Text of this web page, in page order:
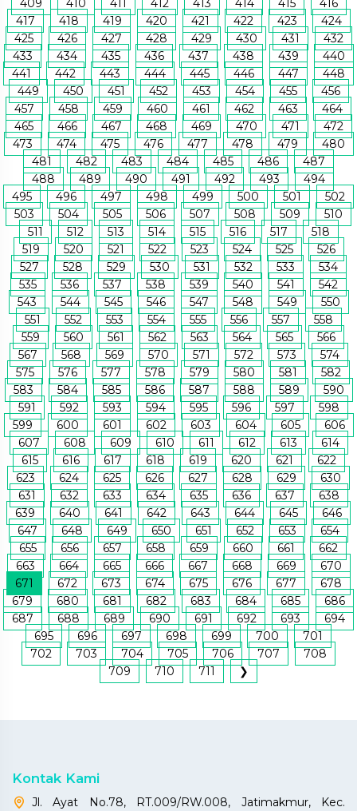
409 410 411 412 413 414 415
416
417
418 419 420 421 422 423
424
425
426 427 428 429 430 431
432
433
434 435 436 437 438 439
440
441
442 443 444 445 446 447
448
449
450 451 452 453 454 455
456
457
458 459 460 461 462 463
464
465
466 467 468 469 470 471
472
473
474 475 476 477 478 479
480
481
482 483 484 485 486
487
488
489 490 491 492 493
494
495
496 497 498 499 500 501
502
503
504 505 506 507 508 509
510
511
512 513 514 515 516 517
518
519
520 521 522 523 524 525
526
527
528 529 530 531 532 533
534
535
536 537 538 539 540 541
542
543
544 545 546 547 548 549
550
551
552 553 554 555 556 557
558
559
560 561 562 563 564 565
566
567
568 569 570 571 572 573
574
575
576 577 578 579 580 581
582
583
584 585 586 587 588 589
590
591
592 593 594 595 596 597
598
599
600 601 602 603 604 605
606
607
608 609 610 611 612 613
614
615
616 617 618 619 620 621
622
623
624 625 626 627 628 629
630
631
632 633 634 635 636 637
638
639
640 641 642 643 644 645
646
647
648 649 650 651 652 653
654
655
656 657 658 659 660 661
662
663
664 665 666 667 668 669
670
671
672 673 674 675 676 677
678
679
680 681 682 683 684 685
686
687
688 689 690 691 692 693
694
695
696 697 698 699 700
701
702
703 704 705 706 707
708
709
710 711 ❯
Kontak Kami
Jl. Ayat No.78, RT.009/RW.008, Jatimakmur, Kec.